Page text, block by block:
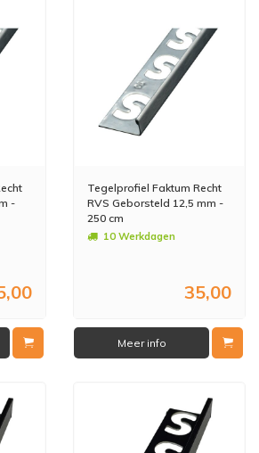
-
Tegelprofiel Faktum Recht
RVS Geborsteld 12,5 mm -
250 cm
10 Werkdagen
35,00
Meer info